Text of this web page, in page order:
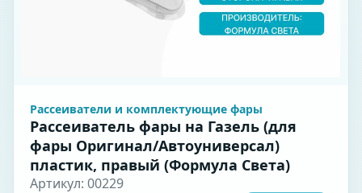
Рассеиватели и комплектующие фары
Рассеиватель фары на Газель (для
фары Оригинал/Автоуниверсал)
пластик, правый (Формула Света)
Артикул: 00229